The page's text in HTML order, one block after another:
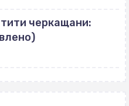
черкащани: